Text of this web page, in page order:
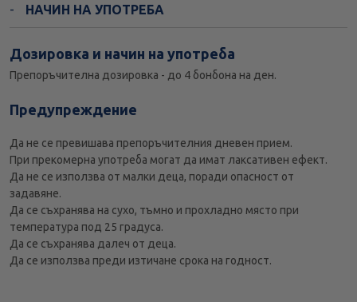
НАЧИН НА УПОТРЕБА
Дозировка и начин на употреба
Препоръчителна дозировка - до 4 бонбона на ден.
Предупреждение
Да не се превишава препоръчителния дневен прием.
При прекомерна употреба могат да имат лаксативен ефект.
Да не се използва от малки деца, поради опасност от
задавяне.
Да се съхранява на сухо, тъмно и прохладно място при
температура под 25 градуса.
Да се съхранява далеч от деца.
Да се използва преди изтичане срока на годност.